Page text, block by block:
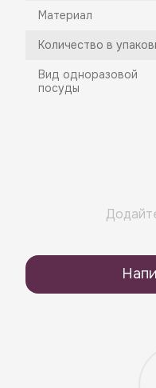
Материал
Количество в
Вид одноразовой
посуды